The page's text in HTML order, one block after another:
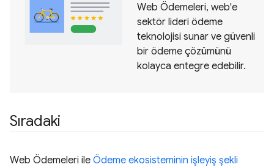
Web Ödemeleri, web'e
sektör lideri ödeme
teknolojisi sunar ve güvenli
bir ödeme çözümünü
kolayca entegre edebilir.
Sıradaki
Web Ödemeleri ile Ödeme ekosisteminin işleyiş şekli